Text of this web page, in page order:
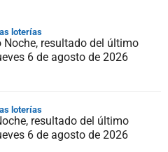
loterías
Noche, resultado del último
6 de agosto de 2026
loterías
resultado del último
6 de agosto de 2026